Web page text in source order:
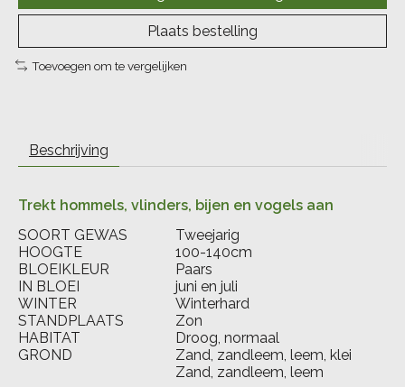
Plaats bestelling
Toevoegen om te vergelijken
Beschrijving
Trekt hommels, vlinders, bijen en vogels aan
SOORT GEWAS
Tweejarig
HOOGTE
100-140cm
BLOEIKLEUR
Paars
IN BLOEI
juni en juli
WINTER
Winterhard
STANDPLAATS
Zon
HABITAT
Droog, normaal
GROND
Zand, zandleem, leem, klei
Zand, zandleem, leem